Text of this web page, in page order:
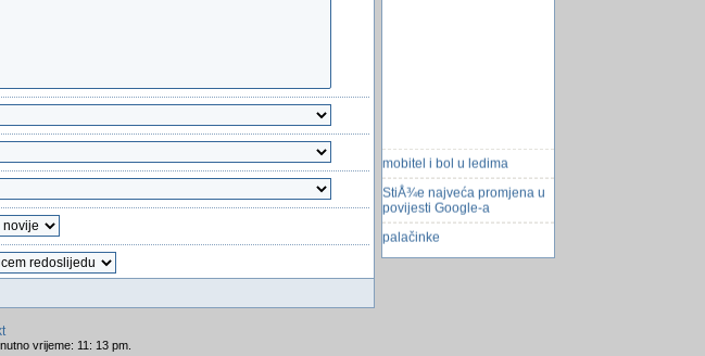
vrijeme: 11: 13 pm.
mobitel i bol u ledima
StiÅ¾e najveća promjena u
povijesti Google-a
palačinke
Izlazi aplikacija za